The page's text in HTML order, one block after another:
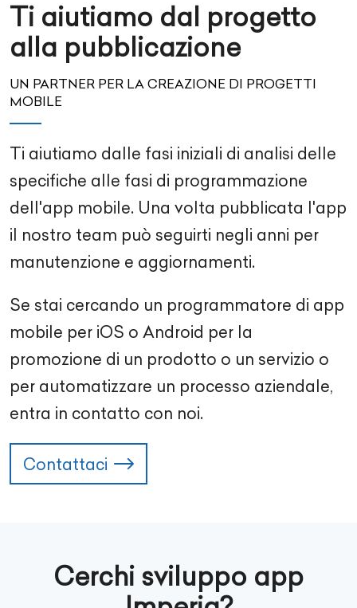
Ti aiutiamo dal progetto
alla pubblicazione
UN PARTNER PER LA CREAZIONE DI PROGETTI
MOBILE
Ti aiutiamo dalle fasi iniziali di analisi delle
specifiche alle fasi di programmazione
dell'app mobile. Una volta pubblicata l'app
il nostro team può seguirti negli anni per
manutenzione e aggiornamenti.
Se stai cercando un programmatore di app
mobile per iOS o Android per la
promozione di un prodotto o un servizio o
per automatizzare un processo aziendale,
entra in contatto con noi.
Contattaci
Cerchi sviluppo app